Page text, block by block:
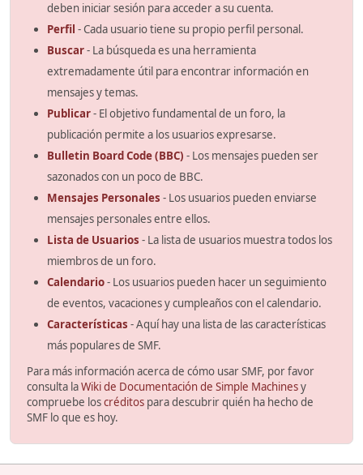
deben iniciar sesión para acceder a su cuenta.
Perfil - Cada usuario tiene su propio perfil personal.
Buscar- La búsqueda es una herramienta
extremadamente útil para encontrar información en
mensajes y temas.
Publicar- El objetivo fundamental de un foro, la
publicación permite a los usuarios expresarse.
Bulletin Board Code (BBC) - Los mensajes pueden ser
sazonados con un poco de BBC.
Mensajes Personales - Los usuarios pueden enviarse
mensajes personales entre ellos.
Lista de Usuarios - La lista de usuarios muestra todos los
miembros de un foro.
Calendario- Los usuarios pueden hacer un seguimiento
de eventos, vacaciones y cumpleaños con el calendario.
Características - Aquí hay una lista de las características
más populares de SMF.
Para más información acerca de cómo usar SMF, por favor
consulta laWiki de Documentación de Simple Machinesy
compruebe loscréditos para descubrir quién ha hecho de
SMF lo que es hoy.